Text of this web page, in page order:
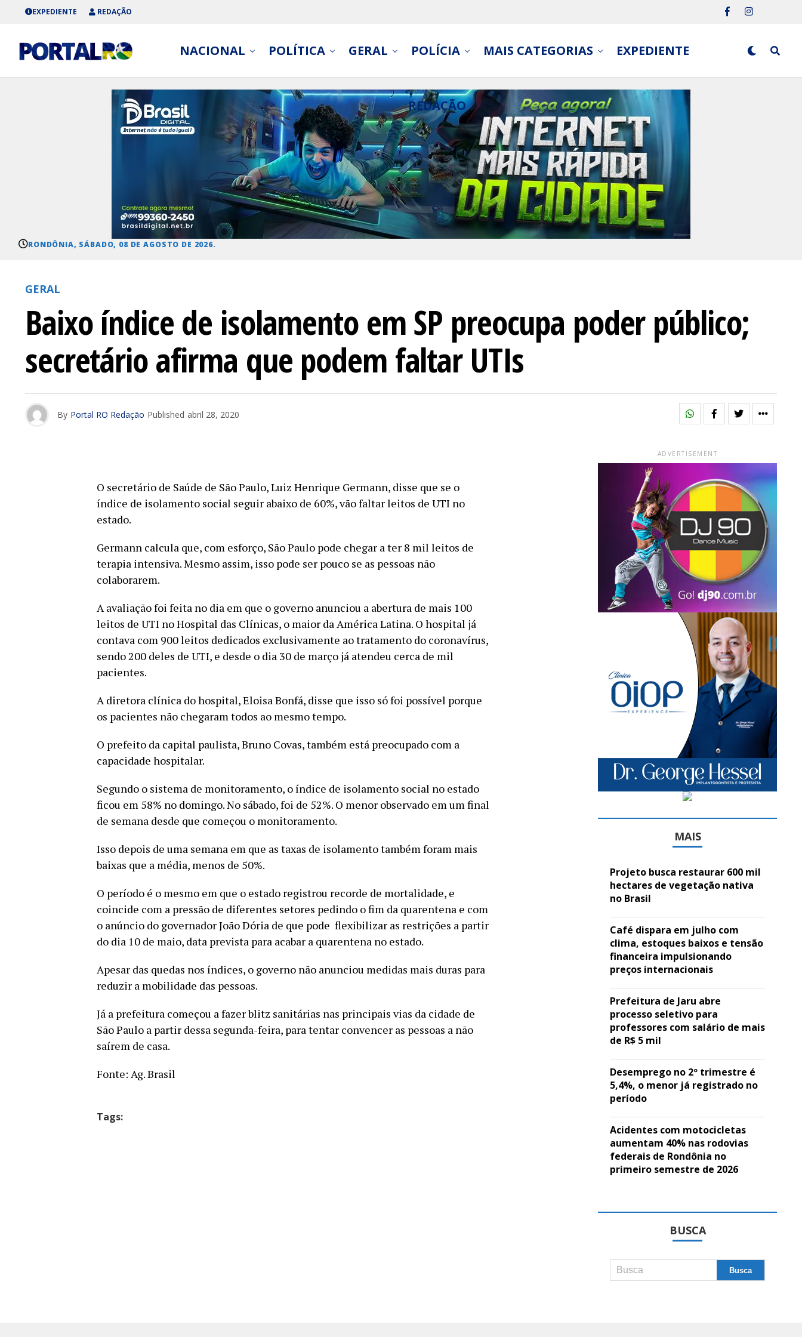
EXPEDIENTE REDAÇÃO
NACIONAL POLÍTICA GERAL POLÍCIA MAIS CATEGORIAS EXPEDIENTE
REDAÇÃO
RONDÔNIA, SÁBADO, 08 DE AGOSTO DE 2026.
GERAL
Baixo índice de isolamento em SP preocupa poder público;
secretário afirma que podem faltar UTIs
By Portal RO Redação Published abril 28, 2020
O secretário de Saúde de São Paulo, Luiz Henrique Germann, disse que se o
índice de isolamento social seguir abaixo de 60%, vão faltar leitos de UTI no
estado.
Germann calcula que, com esforço, São Paulo pode chegar a ter 8 mil leitos de
terapia intensiva. Mesmo assim, isso pode ser pouco se as pessoas não
colaborarem.
A avaliação foi feita no dia em que o governo anunciou a abertura de mais 100
leitos de UTI no Hospital das Clínicas, o maior da América Latina. O hospital já
contava com 900 leitos dedicados exclusivamente ao tratamento do coronavírus,
sendo 200 deles de UTI, e desde o dia 30 de março já atendeu cerca de mil
pacientes.
A diretora clínica do hospital, Eloisa Bonfá, disse que isso só foi possível porque
os pacientes não chegaram todos ao mesmo tempo.
O prefeito da capital paulista, Bruno Covas, também está preocupado com a
capacidade hospitalar.
Segundo o sistema de monitoramento, o índice de isolamento social no estado
ficou em 58% no domingo. No sábado, foi de 52%. O menor observado em um final
de semana desde que começou o monitoramento.
Isso depois de uma semana em que as taxas de isolamento também foram mais
baixas que a média, menos de 50%.
O período é o mesmo em que o estado registrou recorde de mortalidade, e
coincide com a pressão de diferentes setores pedindo o fim da quarentena e com
o anúncio do governador João Dória de que pode flexibilizar as restrições a partir
do dia 10 de maio, data prevista para acabar a quarentena no estado.
Apesar das quedas nos índices, o governo não anunciou medidas mais duras para
reduzir a mobilidade das pessoas.
Já a prefeitura começou a fazer blitz sanitárias nas principais vias da cidade de
São Paulo a partir dessa segunda-feira, para tentar convencer as pessoas a não
saírem de casa.
Fonte: Ag. Brasil
Tags:
ADVERTISEMENT
MAIS
Projeto busca restaurar 600 mil
hectares de vegetação nativa
no Brasil
Café dispara em julho com
clima, estoques baixos e tensão
financeira impulsionando
preços internacionais
Prefeitura de Jaru abre
processo seletivo para
professores com salário de mais
de R$ 5 mil
Desemprego no 2º trimestre é
5,4%, o menor já registrado no
período
Acidentes com motocicletas
aumentam 40% nas rodovias
federais de Rondônia no
primeiro semestre de 2026
BUSCA